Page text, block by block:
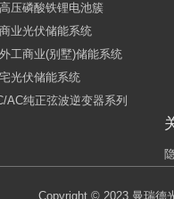
压磷酸铁锂电池簇
业光伏储能系统
工商业(别墅)储能系统
光伏储能系统
AC纯正弦波逆变器系列
Copyright © 2023 曼瑞德